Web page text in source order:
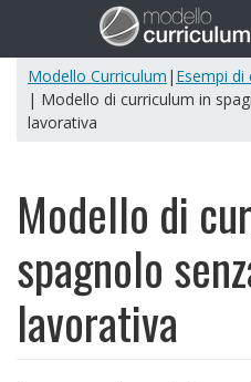
Modello Curriculum | Esempi di
| Modello di curriculum in
lavorativa
Modello di
spagnolo
lavorativa